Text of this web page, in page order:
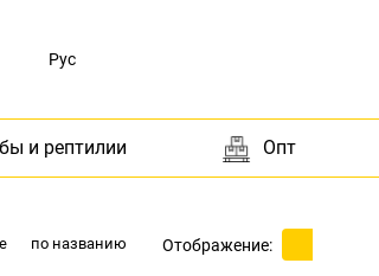
Рус
и рептилии Опт
по названию Отображение: